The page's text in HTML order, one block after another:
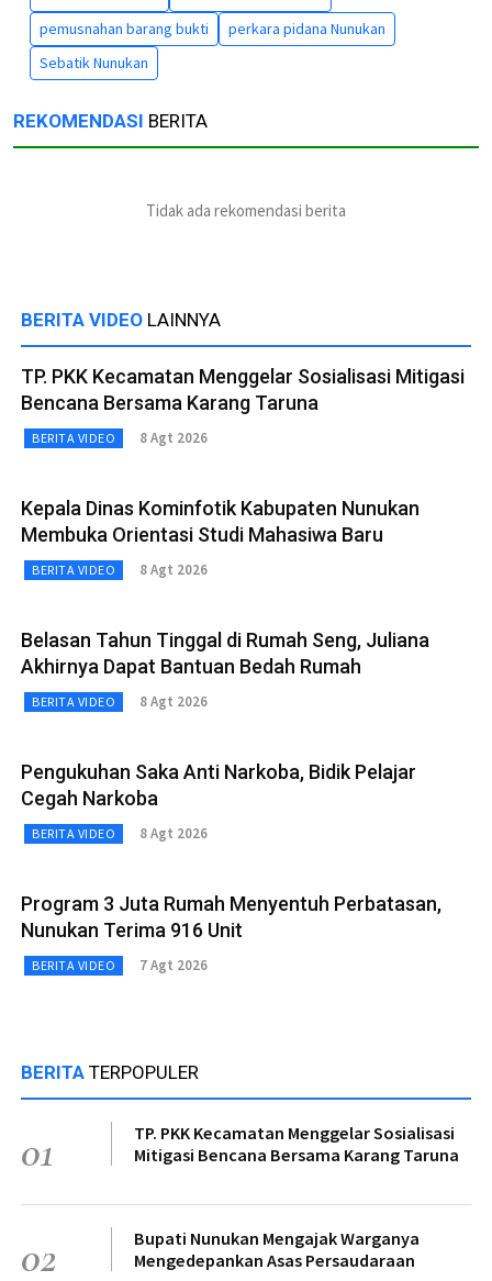
pemusnahan barang bukti
perkara pidana Nunukan
Sebatik Nunukan
REKOMENDASI BERITA
Tidak ada rekomendasi berita
BERITA VIDEO LAINNYA
TP. PKK Kecamatan Menggelar Sosialisasi Mitigasi
Bencana Bersama Karang Taruna
BERITA VIDEO 8 Agt 2026
Kepala Dinas Kominfotik Kabupaten Nunukan
Membuka Orientasi Studi Mahasiwa Baru
BERITA VIDEO 8 Agt 2026
Belasan Tahun Tinggal di Rumah Seng, Juliana
Akhirnya Dapat Bantuan Bedah Rumah
BERITA VIDEO 8 Agt 2026
Pengukuhan Saka Anti Narkoba, Bidik Pelajar
Cegah Narkoba
BERITA VIDEO 8 Agt 2026
Program 3 Juta Rumah Menyentuh Perbatasan,
Nunukan Terima 916 Unit
BERITA VIDEO 7 Agt 2026
BERITA TERPOPULER
01
TP. PKK Kecamatan Menggelar Sosialisasi
Mitigasi Bencana Bersama Karang Taruna
02
Bupati Nunukan Mengajak Warganya
Mengedepankan Asas Persaudaraan